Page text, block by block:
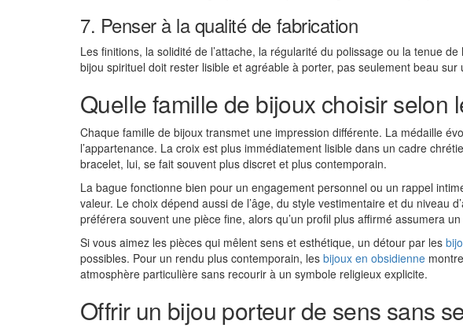
7. Penser à la qualité de fabrication
Les finitions, la solidité de l’attache, la régularité du polissage ou la tenue
bijou spirituel doit rester lisible et agréable à porter, pas seulement beau sur
Quelle famille de bijoux choisir selon
Chaque famille de bijoux transmet une impression différente. La médaille
l’appartenance. La croix est plus immédiatement lisible dans un cadre
bracelet, lui, se fait souvent plus discret et plus contemporain.
La bague fonctionne bien pour un engagement personnel ou un rappel
valeur. Le choix dépend aussi de l’âge, du style vestimentaire et du niveau
préférera souvent une pièce fine, alors qu’un profil plus affirmé assumera
Si vous aimez les pièces qui mêlent sens et esthétique, un détour par les
possibles. Pour un rendu plus contemporain, les bijoux en obsidienne
atmosphère particulière sans recourir à un symbole religieux explicite.
Offrir un bijou porteur de sens sans